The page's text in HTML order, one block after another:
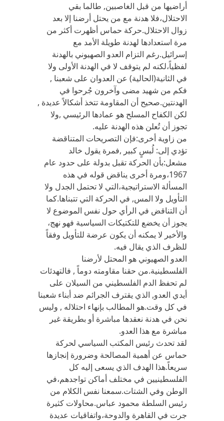
أراضيها من قبل الغاصبين, طالما بقي
الاحتلال،فلا هدنة مع من يحتل أرضنا إلا بعد
زوال الاحتلال.حركة حماس أظهرت أكثر من
مرة استعدادها لهدنة طويلة الأمد مع
إسرائيل.رغم التزام العدو الصهيوني بالهدنة
لفظياً،لكنه لم يتوقف لا في الهدنة الأولى ولا
في الثانية(الحالية) عن العدوان على شعبنا ,
فكم من شهيد مضى وآخرون جُرحوا في
الهدنتين.صحيح أن المقاومة تتخذ أشكالاً عديدة ,
لكن الكفاح المسلح هو عمادها الرئيسي ,ولا
تجوز أن تُعلن هذه الهدنة عليه.
من زاوية أخرى:فإن التصريحات المتناقضة
تؤدي إلى: لُبسٍ كبير ,فمرة يقول خالد
مشعل:بأن الحركة تقبل بدولة على حدود عام
1967،ومرة أخرى يناقض قوله في هذه
المسألة الاستراتيجية،التي لا تحتمل الجدل ولا
التأويل ولا المس, في الحركة التي تتبناها.كما
أن التناقض في الرأي حول نفس الموضوع لا
يجوز أن يخضع للتكتيكات السياسية فهو نهج،
والأخير لا يمكنه أن يكون عرضة للتأويل وفقاً
للظرف الذي يقال فيه.
العدو الصهيوني هو المحتل لأرضنا
الفلسطينية.من حقنا مقاومته دوماً , فالتهدئات
لم تحفظ الدم الفلسطيني من السيلان على
أيدي العدو, الذي يقترف الجرائم ضد أبناء شعبنا
في كل وقت.هو المطالب بإنهاء احتلاله , وليس
نحن في هدنة نعقدها مباشرة أو بطريقة غير
مباشرة مع هذا العدو.
لقد تحدث رئيس المكتب السياسي لحركة
حماس عن أهمية المصالحة وضرورة إنجازها
سريعاً.هذا الهدف الذي يسعى إليه كل
الفلسطينيين في مختلف أماكن تواجدهم،في
الوطن وفي الشتات.سمعنا نفس الكلام من
رئيس السلطة محمود عباس.محاولات كثيرة
جرت في القاهرة والدوحة،واتفاقيات عديدة